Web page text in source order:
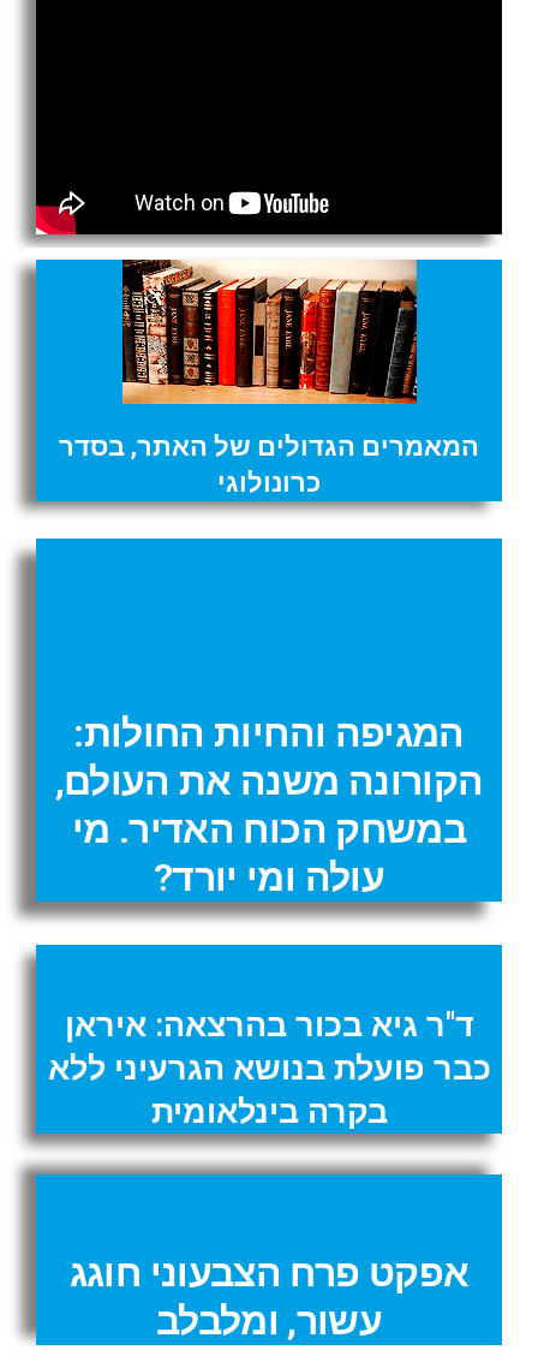
המאמרים הגדולים של האתר, בסדר
כרונולוגי
המגיפה והחיות החולות:
הקורונה משנה את העולם,
במשחק הכוח האדיר. מי
עולה ומי יורד?
ד"ר גיא בכור בהרצאה: איראן
כבר פועלת בנושא הגרעיני ללא
בקרה בינלאומית
אפקט פרח הצבעוני חוגג
עשור, ומלבלב